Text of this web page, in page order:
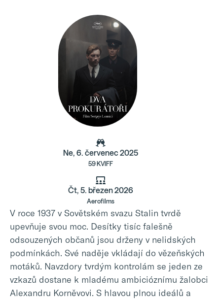
Ne, 6. červenec 2025
59 KVIFF
Čt, 5. březen 2026
Aerofilms
V roce 1937 v Sovětském svazu Stalin tvrdě
upevňuje svou moc. Desítky tisíc falešně
odsouzených občanů jsou drženy v nelidských
podmínkách. Své naděje vkládají do vězeňských
motáků. Navzdory tvrdým kontrolám se jeden ze
vzkazů dostane k mladému ambicióznímu žalobci
Alexandru Korněvovi. S hlavou plnou ideálů a